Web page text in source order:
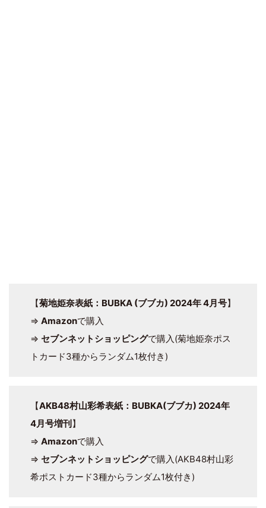
【菊地姫奈表紙：BUBKA (ブブカ) 2024年 4月号】
⇒ Amazonで購入
⇒ セブンネットショッピングで購入(菊地姫奈ポス
トカード3種からランダム1枚付き)
【AKB48村山彩希表紙：BUBKA(ブブカ) 2024年
4月号増刊】
⇒ Amazonで購入
⇒ セブンネットショッピングで購入(AKB48村山彩
希ポストカード3種からランダム1枚付き)